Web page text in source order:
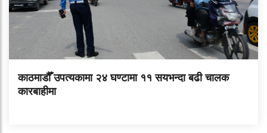
काठमाडौँ उपत्यकामा २४ घण्टामा ११ सयभन्दा बढी चालक
कारबाहीमा